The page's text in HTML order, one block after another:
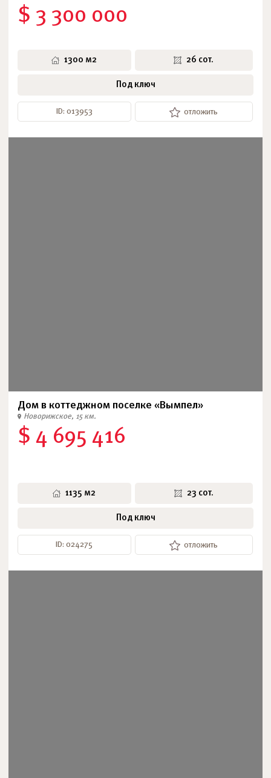
$ 3 300 000
1300 м2 26 сот.
Под ключ
ID: 013953 отложить
Дом в коттеджном поселке «Вымпел»
Новорижское, 15 км.
$ 4 695 416
1135 м2 23 сот.
Под ключ
ID: 024275 отложить